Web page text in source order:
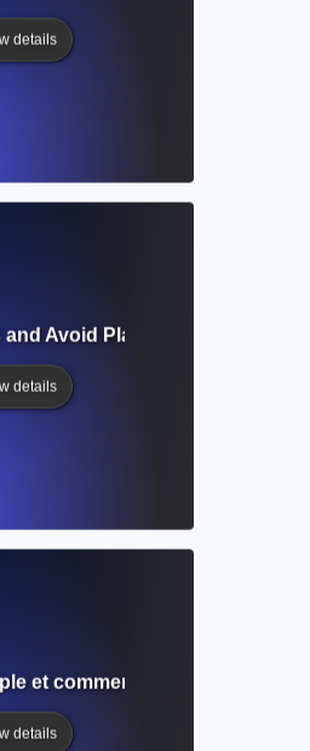
details
Avoid Plagiarism in
details
et comment les utiliser dans
details